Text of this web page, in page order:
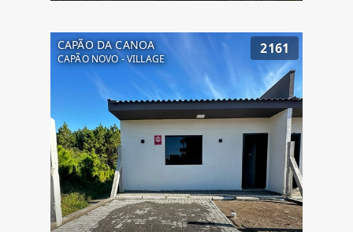
CAPÃO DA CANOA
CAPÃO NOVO - VILLAGE
2161